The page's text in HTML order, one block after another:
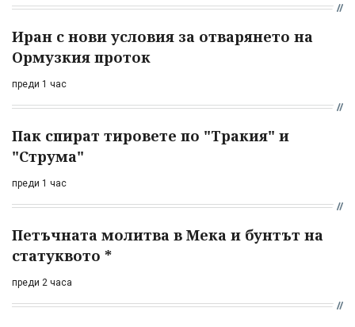
Иран с нови условия за отварянето на
Ормузкия проток
преди 1 час
Пак спират тировете по "Тракия" и
"Струма"
преди 1 час
Петъчната молитва в Мека и бунтът на
статуквото *
преди 2 часа